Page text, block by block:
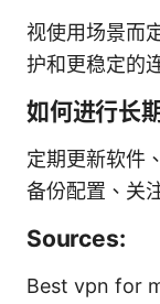
视使用场景而
护和更稳定的
如何进行长
定期更新软件
备份配置、关
Sources:
Best vpn for